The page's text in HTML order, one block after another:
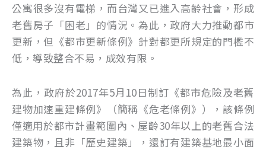
公寓很多沒有電梯，而台灣又已進入高齡社會，形成
老舊房子「困老」的情況。為此，政府大力推動都市
更新，但《都市更新條例》針對都更所規定的門檻不
低，導致整合不易，成效有限。
為此，政府於2017年5月10日制訂《都市危險及老舊
建物加速重建條例》（簡稱《危老條例》），該條例
僅適用於都市計畫範圍內、屋齡30年以上的老舊合法
建築物，且非「歷史建築」，還訂有建築基地最小面